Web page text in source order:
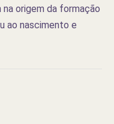
origem da formação
ao nascimento e